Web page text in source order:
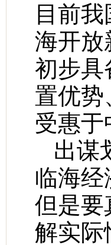
目前
海开放
初步
置优势
受惠
出谋
临海
但是要
解实际